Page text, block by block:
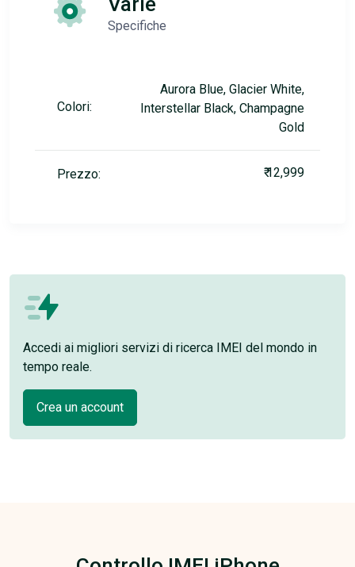
Specifiche
Colori:
Aurora Blue, Glacier White,
Interstellar Black, Champagne
Gold
Prezzo: ₹ 12,999
Accedi ai migliori servizi di ricerca IMEI del mondo in
tempo reale.
Crea un account